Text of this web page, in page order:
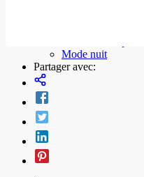
Mode nuit
Partager avec: